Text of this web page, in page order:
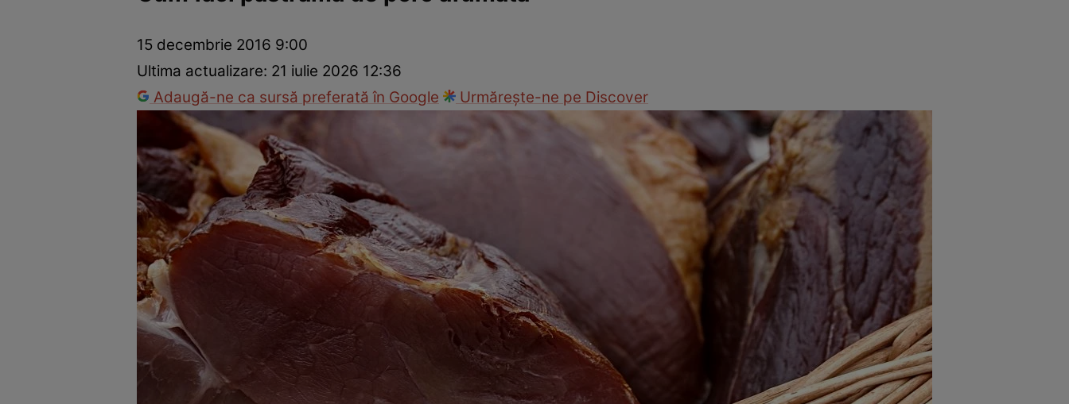
Mâncăruri rapide Rețete cu legume
15 decembrie 2016 9:00
Ultima actualizare: 21 iulie 2026 12:36
Adaugă-ne ca sursă preferată în Google
Urmărește-ne pe Discover